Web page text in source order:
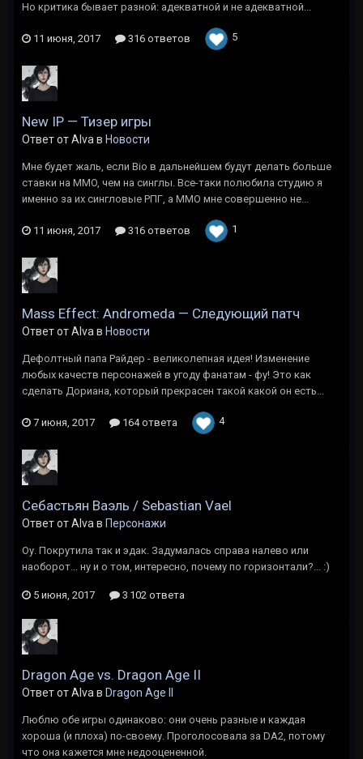
Но критика бывает разной: адекватной и не адекватной...
11 июня, 2017 316 ответов 5
New IP — Тизер игры
Ответ от Alva в Новости
Мне будет жаль, если Bio в дальнейшем будут делать больше
ставки на MMO, чем на синглы. Все-таки полюбила студию я
именно за их сингловые РПГ, а ММО мне совершенно не...
11 июня, 2017 316 ответов 1
Mass Effect: Andromeda — Следующий патч
Ответ от Alva в Новости
Дефолтный папа Райдер - великолепная идея! Изменение
любых качеств персонажей в угоду фанатам - фу! Это как
сделать Дориана, который прекрасен такой какой он есть...
7 июня, 2017 164 ответа 4
Себастьян Ваэль / Sebastian Vael
Ответ от Alva в Персонажи
Оу. Покрутила так и эдак. Задумалась справа налево или
наоборот... ну и о том, интересно, почему по горизонтали?... :)
5 июня, 2017 3 102 ответа
Dragon Age vs. Dragon Age II
Ответ от Alva в Dragon Age II
Люблю обе игры одинаково: они очень разные и каждая
хороша (и плоха) по-своему. Проголосовала за DA2, потому
что она кажется мне недооцененной.